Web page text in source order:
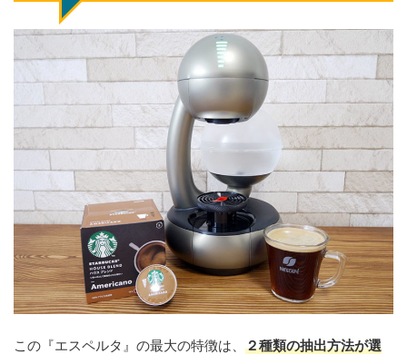
この『エスペルタ』の最大の特徴は、 ２種類の抽出方法が選